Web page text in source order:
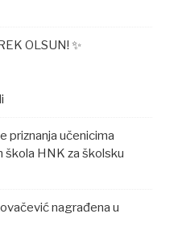
OLSUN! ✨
priznanja učenicima
škola HNK za školsku
nagrađena u